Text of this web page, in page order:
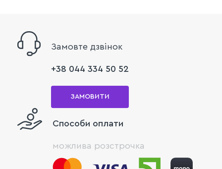
Замовте дзвінок
+38 044 334 50 52
ЗАМОВИТИ
Способи оплати
можлива розстрочка